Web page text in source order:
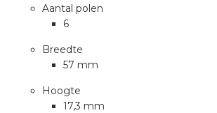
Aantal polen
6
Breedte
57 mm
Hoogte
17,3 mm
installeren
installeren